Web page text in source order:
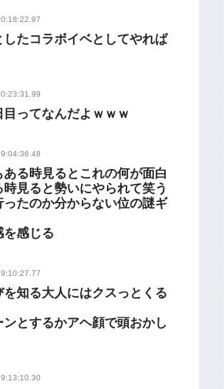
たコラボイベとしてやれば
ってなんだよｗｗｗ
る時見るとこれの何が面白
見ると勢いにやられて笑う
たのか分からない位の謎ギ
を感じる
知る大人にはクスっとくる
とするかアヘ顔で頭おかし